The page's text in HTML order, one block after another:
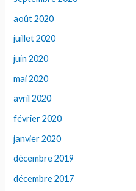
août 2020
juillet 2020
juin 2020
mai 2020
avril 2020
février 2020
janvier 2020
décembre 2019
décembre 2017